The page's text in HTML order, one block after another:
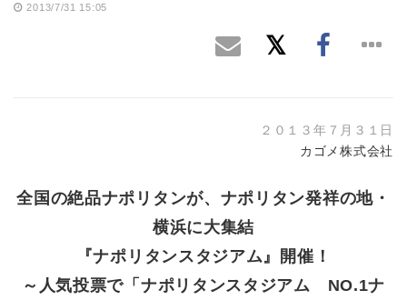
2013/7/31 15:05
２０１３年７月３１日
カゴメ株式会社
全国の絶品ナポリタンが、ナポリタン発祥の地・
横浜に大集結
『ナポリタンスタジアム』開催！
～人気投票で「ナポリタンスタジアム NO.1ナ